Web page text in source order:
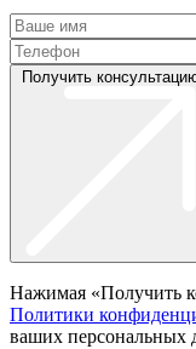
Получить
Нажимая «Получить
Политики
ваших персональных